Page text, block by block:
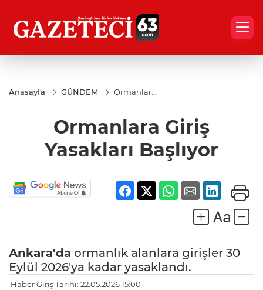
Anasayfa GÜNDEM
Ormanlara
Başlıyor
Ormanlara Giriş
Yasakları Başlıyor
Ankara'da ormanlık alanlara girişler 30
Eylül 2026'ya kadar yasaklandı.
Haber Giriş Tarihi: 22.05.2026 15:00